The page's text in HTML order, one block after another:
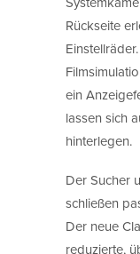
Rückseite
ein
lassen sich
hinterlegen.
Der Sucher
schließen
Der neue
reduzierte,